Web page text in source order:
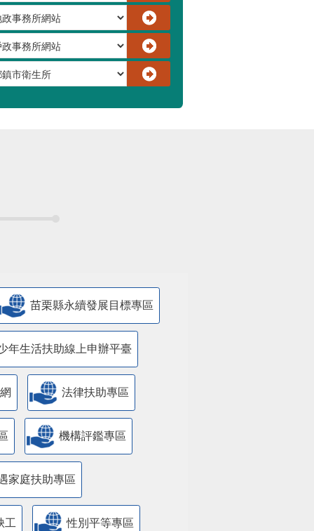
苗栗縣永續發展目標專區
年生活扶助線上申辦平臺
法律扶助專區
機構評鑑專區
家庭扶助專區
工 性別平等專區